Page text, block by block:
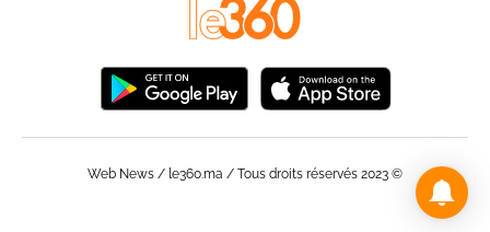
© Web News / le360.ma / Tous droits réservés 2023